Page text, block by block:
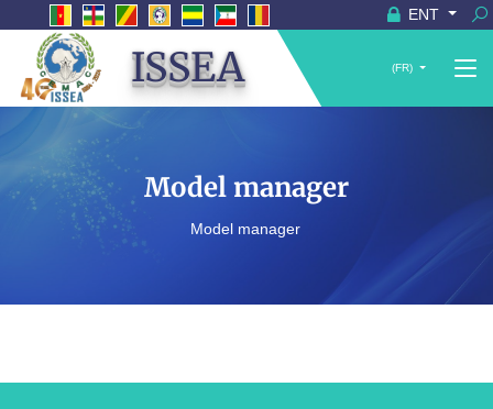
ENT
ISSEA (FR)
Model manager
Model manager